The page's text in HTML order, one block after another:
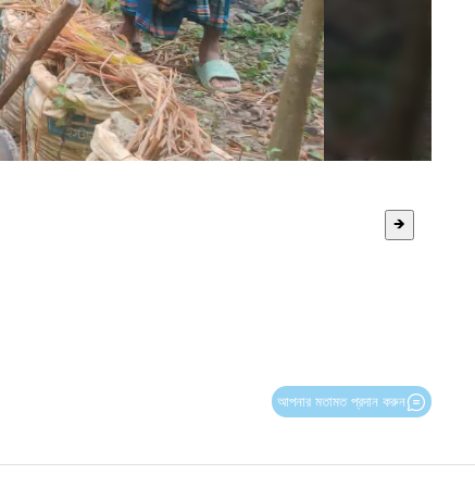
🡺
আপনার মতামত প্রদান করুন